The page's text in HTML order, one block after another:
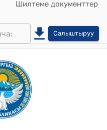
Шилтеме документтер
Салыштыруу